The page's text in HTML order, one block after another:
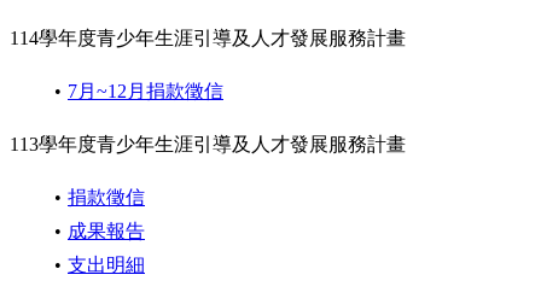
114學年度青少年生涯引導及人才發展服務計畫
7月~12月捐款徵信
113學年度青少年生涯引導及人才發展服務計畫
捐款徵信
成果報告
支出明細